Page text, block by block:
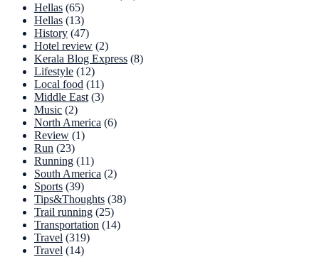
Hellas (65)
Hellas (13)
History (47)
Hotel review (2)
Kerala Blog Express (8)
Lifestyle (12)
Local food (11)
Middle East (3)
Music (2)
North America (6)
Review (1)
Run (23)
Running (11)
South America (2)
Sports (39)
Tips&Thoughts (38)
Trail running (25)
Transportation (14)
Travel (319)
Travel (14)